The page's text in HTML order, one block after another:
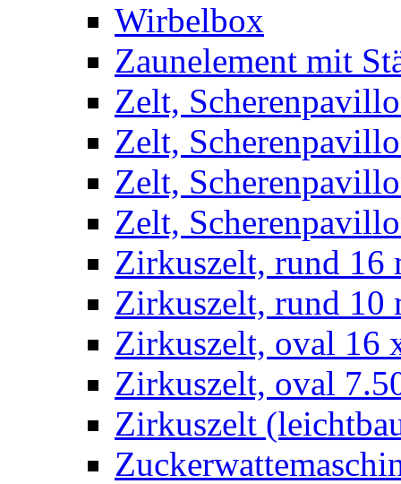
Wirbelbox
Zaunelement mit
Zelt,
Zelt,
Zelt,
Zelt,
Zirkuszelt, rund 16
Zirkuszelt, rund 10
Zirkuszelt, oval 16
Zirkuszelt, oval
Zirkuszelt